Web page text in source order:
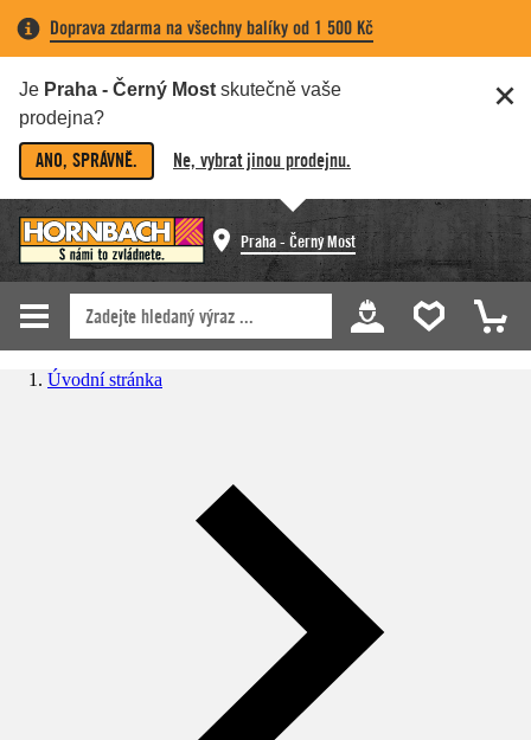
Doprava zdarma na všechny balíky od 1 500 Kč
Je Praha - Černý Most skutečně vaše
prodejna?
ANO, SPRÁVNĚ. Ne, vybrat jinou prodejnu.
Praha - Černý Most
Úvodní stránka